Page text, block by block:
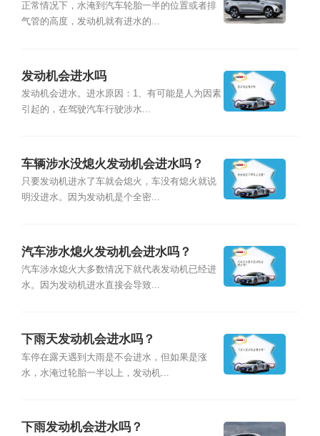
正常情况下，水淹到汽车轮胎一半的位置或者排
气管的高度，发动机就有进水的...
发动机会进水吗
发动机会进水。进水原因：1、有可能是人为因素
引起的，在驾驶汽车行驶涉水...
车辆涉水没熄火发动机会进水吗？
只要发动机进水了车就会熄火，车没有熄火就说
明没进水。因为发动机是个全密...
汽车涉水熄火发动机会进水吗？
汽车涉水熄火大多数情况下就代表发动机已经进
水。因为发动机进水直接会导致...
下雨天发动机会进水吗？
车停在露天遇到大雨是不会进水，但如果是涨
水，水淹过轮胎一半以上，发动机...
下雨发动机会进水吗？